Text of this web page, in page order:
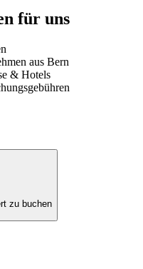
für uns
aus Bern
& Hotels
zu buchen